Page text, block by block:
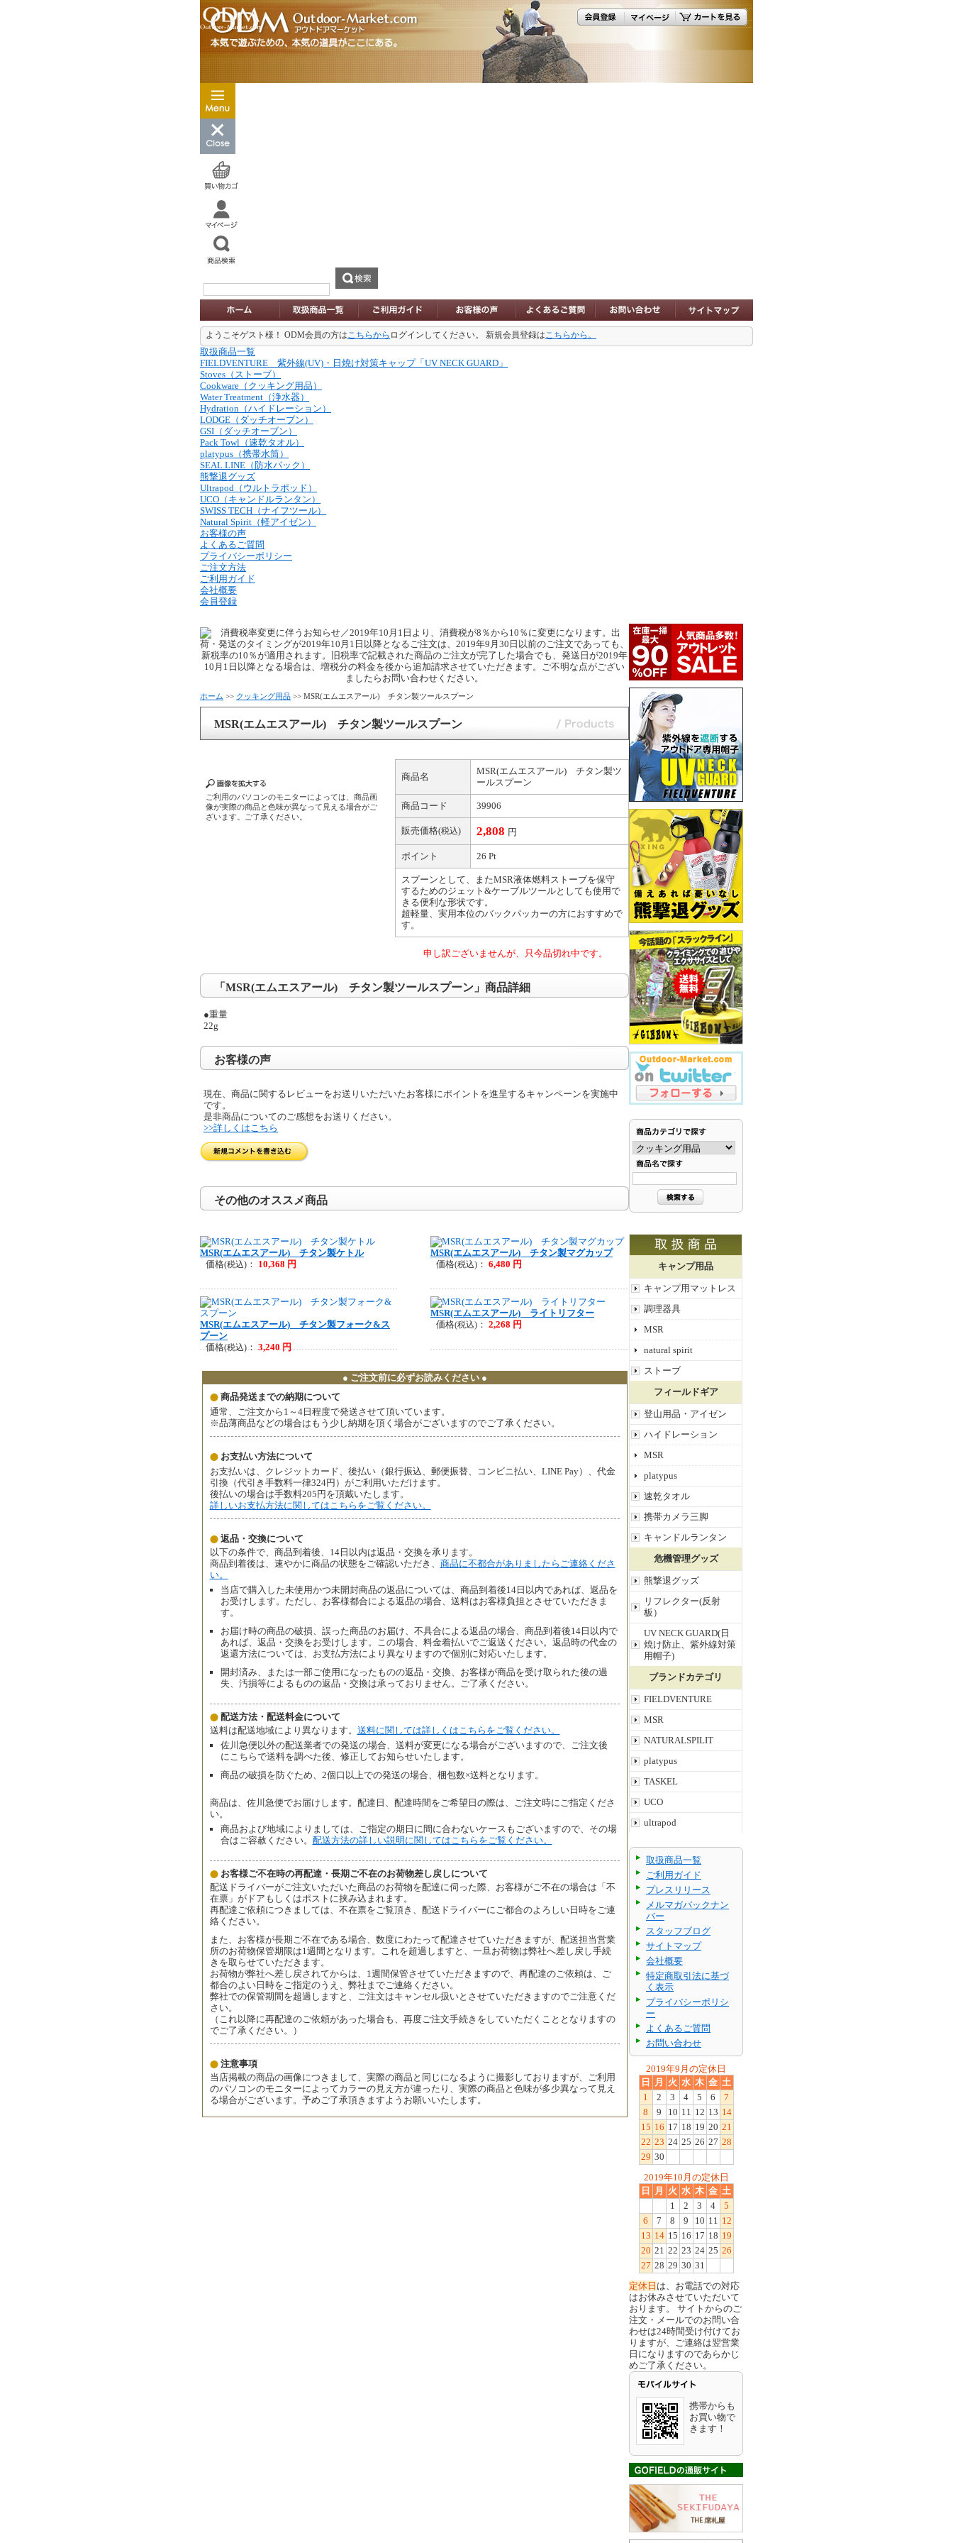
ようこそゲスト様！ ODM会員の方はこちらから ログインしてください。 新規会員登録はこちらから。
取扱商品一覧
FIELDVENTURE 紫外線(UV)・日焼け対策キャップ「UV NECK GUARD」
Stoves（ストーブ）
Cookware（クッキング用品）
Water Treatment（浄水器）
Hydration（ハイドレーション）
LODGE（ダッチオーブン）
GSI（ダッチオーブン）
Pack Towl（速乾タオル）
platypus（携帯水筒）
SEAL LINE（防水パック）
熊撃退グッズ
Ultrapod（ウルトラポッド）
UCO（キャンドルランタン）
SWISS TECH（ナイフツール）
Natural Spirit（軽アイゼン）
お客様の声
よくあるご質問
プライバシーポリシー
ご注文方法
ご利用ガイド
会社概要
会員登録
ホーム >> クッキング用品 >> MSR(エムエスアール) チタン製ツールスプーン
MSR(エムエスアール) チタン製ツールスプーン
ご利用のパソコンのモニターによっては、商品画
像が実際の商品と色味が異なって見える場合がご
ざいます。ご了承ください。
商品名
MSR(エムエスアール) チタン製ツ
ールスプーン
商品コード 39906
販売価格(税込) 2,808 円
ポイント 26 Pt
スプーンとして、またMSR液体燃料ストーブを保守
するためのジェット&ケーブルツールとしても使用で
きる便利な形状です。
超軽量、実用本位のバックパッカーの方におすすめで
す。
申し訳ございませんが、只今品切れ中です。
「MSR(エムエスアール) チタン製ツールスプーン」商品詳細
●重量
22g
お客様の声
現在、商品に関するレビューをお送りいただいたお客様にポイントを進呈するキャンペーンを実施中
です。
是非商品についてのご感想をお送りください。
>>詳しくはこちら
その他のオススメ商品
MSR(エムエスアール) チタン製ケトル
価格(税込) ： 10,368 円
MSR(エムエスアール) チタン製マグカップ
価格(税込) ： 6,480 円
MSR(エムエスアール) チタン製フォーク&ス
プーン
価格(税込)：3,240 円
MSR(エムエスアール) ライトリフター
価格(税込) ： 2,268 円
● ご注文前に必ずお読みください ●
商品発送までの納期について
通常、ご注文から1～4日程度で発送させて頂いています。
※品薄商品などの場合はもう少し納期を頂く場合がございますのでご了承ください。
お支払い方法について
お支払いは、クレジットカード、後払い（銀行振込、郵便振替、コンビニ払い、LINE Pay）、代金
引換（代引き手数料一律324円）がご利用いただけます。
後払いの場合は手数料205円を頂戴いたします。
詳しいお支払方法に関してはこちらをご覧ください。
返品・交換について
以下の条件で、商品到着後、14日以内は返品・交換を承ります。
商品到着後は、速やかに商品の状態をご確認いただき、 商品に不都合がありましたらご連絡くださ
い。
当店で購入した未使用かつ未開封商品の返品については、商品到着後14日以内であれば、返品を
お受けします。ただし、お客様都合による返品の場合、送料はお客様負担とさせていただきま
す。
お届け時の商品の破損、誤った商品のお届け、不具合による返品の場合、商品到着後14日以内で
あれば、返品・交換をお受けします。この場合、料金着払いでご返送ください。返品時の代金の
返還方法については、お支払方法により異なりますので個別に対応いたします。
開封済み、または一部ご使用になったものの返品・交換、お客様が商品を受け取られた後の過
失、汚損等によるものの返品・交換は承っておりません。ご了承ください。
配送方法・配送料金について
送料は配送地域により異なります。 送料に関しては詳しくはこちらをご覧ください。
佐川急便以外の配送業者での発送の場合、送料が変更になる場合がございますので、ご注文後
にこちらで送料を調べた後、修正してお知らせいたします。
商品の破損を防ぐため、2個口以上での発送の場合、梱包数×送料となります。
商品は、佐川急便でお届けします。配達日、配達時間をご希望日の際は、ご注文時にご指定くださ
い。
商品および地域によりましては、ご指定の期日に間に合わないケースもございますので、その場
合はご容赦ください。 配送方法の詳しい説明に関してはこちらをご覧ください。
お客様ご不在時の再配達・長期ご不在のお荷物差し戻しについて
配送ドライバーがご注文いただいた商品のお荷物を配達に伺った際、お客様がご不在の場合は「不
在票」がドアもしくはポストに挟み込まれます。
再配達ご依頼につきましては、不在票をご覧頂き、配送ドライバーにご都合のよろしい日時をご連
絡ください。
また、お客様が長期ご不在である場合、数度にわたって配達させていただきますが、配送担当営業
所のお荷物保管期限は1週間となります。これを超過しますと、一旦お荷物は弊社へ差し戻し手続
きを取らせていただきます。
お荷物が弊社へ差し戻されてからは、1週間保管させていただきますので、再配達のご依頼は、ご
都合のよい日時をご指定のうえ、弊社までご連絡ください。
弊社での保管期間を超過しますと、ご注文はキャンセル扱いとさせていただきますのでご注意くだ
さい。
（これ以降に再配達のご依頼があった場合も、再度ご注文手続きをしていただくこととなりますの
でご了承ください。）
注意事項
当店掲載の商品の画像につきまして、実際の商品と同じになるように撮影しておりますが、ご利用
のパソコンのモニターによってカラーの見え方が違ったり、実際の商品と色味が多少異なって見え
る場合がございます。予めご了承頂きますようお願いいたします。
キャンプ用品
キャンプ用マットレス
調理器具
MSR
natural spirit
ストーブ
フィールドギア
登山用品・アイゼン
ハイドレーション
MSR
platypus
速乾タオル
携帯カメラ三脚
キャンドルランタン
危機管理グッズ
熊撃退グッズ
リフレクター(反射
板）
UV NECK GUARD(日
焼け防止、紫外線対策
用帽子)
ブランドカテゴリ
FIELDVENTURE
MSR
NATURALSPILIT
platypus
TASKEL
UCO
ultrapod
取扱商品一覧
ご利用ガイド
プレスリリース
メルマガバックナン
バー
スタッフブログ
サイトマップ
会社概要
特定商取引法に基づ
く表示
プライバシーポリシ
ー
よくあるご質問
お問い合わせ
2019年9月の定休日
日
月 火 水 木 金 土
1
2 3 4 5 6
7
8
9 10 11 12 13 14
15 16 17 18 19 20 21
22 23 24 25 26 27 28
29 30
2019年10月の定休日
日
月 火 水 木 金 土
1
2 3 4
5
6
7 8 9 10 11 12
13 14 15 16 17 18 19
20 21 22 23 24 25 26
27 28 29 30 31
定休日 は、お電話での対応
はお休みさせていただいて
おります。 サイトからのご
注文・メールでのお問い合
わせは24時間受け付けてお
りますが、ご連絡は翌営業
日になりますのであらかじ
めご了承ください。
携帯からも
お買い物で
きます！